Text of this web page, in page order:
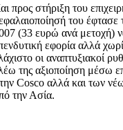
προς στήριξη του
του
(33 ευρώ ανά μετοχή)
εφορία αλλά
οι αναπτυξιακοί
της αξιοποίηση μέσω
Cosco αλλά και των
την Ασία.